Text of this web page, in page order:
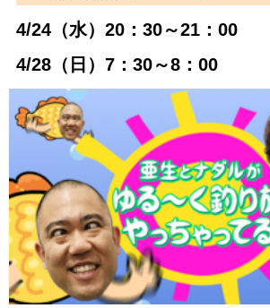
4/24（水）20：30～21：00
4/28（日）7：30～8：00